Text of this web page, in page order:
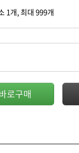
1개, 최대 999개
로구매